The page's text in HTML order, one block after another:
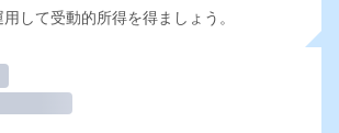
して受動的所得を得ましょう。